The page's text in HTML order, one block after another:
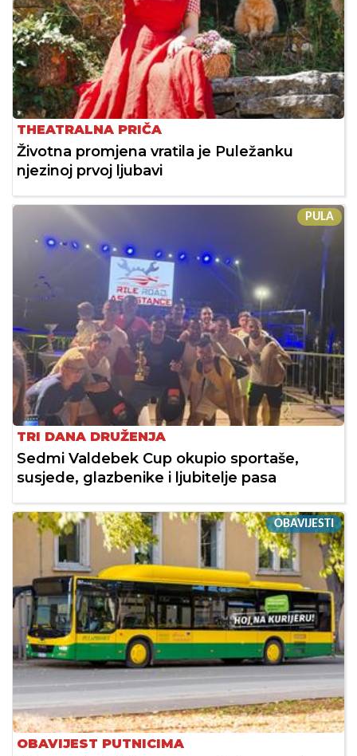
THEATRALNA PRIČA
Životna promjena vratila je Puležanku
njezinoj prvoj ljubavi
PULA
TRI DANA DRUŽENJA
Sedmi Valdebek Cup okupio sportaše,
susjede, glazbenike i ljubitelje pasa
OBAVIJESTI
OBAVIJEST PUTNICIMA